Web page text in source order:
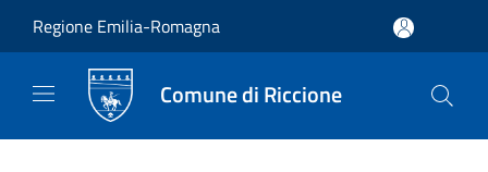
Regione Emilia-Romagna
Comune di Riccione